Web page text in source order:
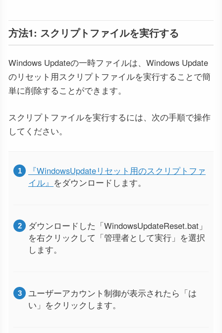
方法1: スクリプトファイルを実行する
Windows Updateの一時ファイルは、Windows Update
のリセット用スクリプトファイルを実行することで簡
単に削除することができます。
スクリプトファイルを実行するには、次の手順で操作
してください。
『WindowsUpdateリセット用のスクリプトファ
イル』 をダウンロードします。
ダウンロードした「WindowsUpdateReset.bat」
を右クリックして「管理者として実行」を選択
します。
ユーザーアカウント制御が表示されたら「は
い」をクリックします。